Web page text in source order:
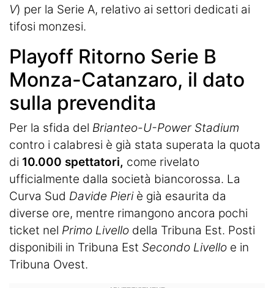
V) per la Serie A, relativo ai settori dedicati ai
tifosi monzesi.
Playoff Ritorno Serie B
Monza-Catanzaro, il dato
sulla prevendita
Per la sfida del Brianteo-U-Power Stadium
contro i calabresi è già stata superata la quota
di 10.000 spettatori, come rivelato
ufficialmente dalla società biancorossa. La
Curva Sud Davide Pieriè già esaurita da
diverse ore, mentre rimangono ancora pochi
ticket nel Primo Livello della Tribuna Est. Posti
disponibili in Tribuna Est Secondo Livello e in
Tribuna Ovest.